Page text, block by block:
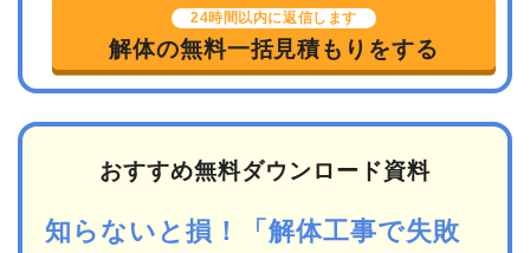
24時間以内に返信します
解体の無料一括見積もりをする
おすすめ無料ダウンロード資料
知らないと損！「解体工事で失敗